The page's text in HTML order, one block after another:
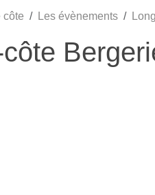
côte Les évènements